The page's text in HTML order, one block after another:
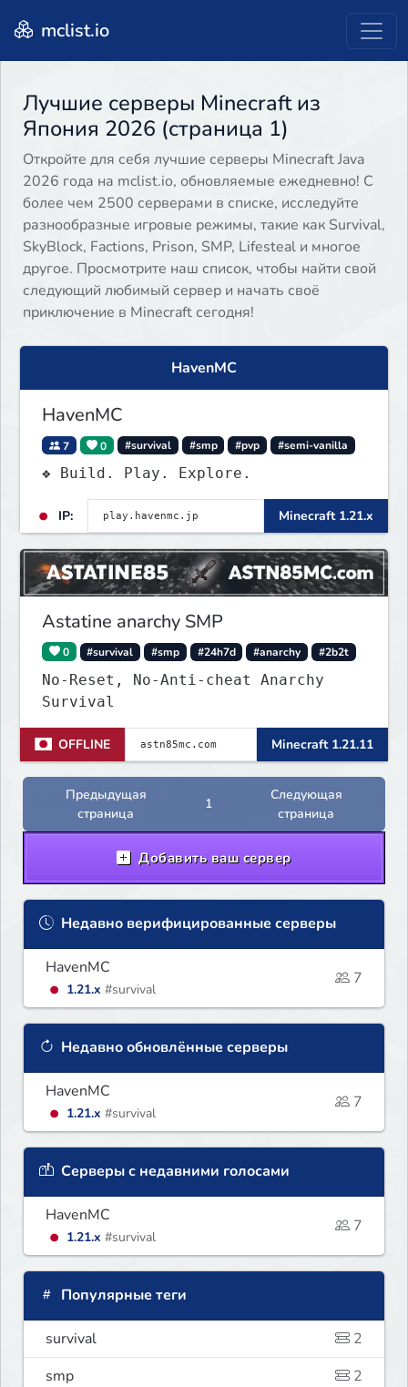
mclist.io
Лучшие серверы Minecraft из
Япония 2026 (страница 1)
Откройте для себя лучшие серверы Minecraft Java
2026 года на mclist.io, обновляемые ежедневно! С
более чем 2500 серверами в списке, исследуйте
разнообразные игровые режимы, такие как Survival,
SkyBlock, Factions, Prison, SMP, Lifesteal и многое
другое. Просмотрите наш список, чтобы найти свой
следующий любимый сервер и начать своё
приключение в Minecraft сегодня!
HavenMC
HavenMC
7 0 #survival #smp #pvp #semi-vanilla
❖ Build. Play. Explore.
IP: Minecraft 1.21.x
Astatine anarchy SMP
0 #survival #smp #24h7d #anarchy #2b2t
No-Reset, No-Anti-cheat Anarchy
Survival
OFFLINE Minecraft 1.21.11
Предыдущая
страница
1
Следующая
страница
Добавить ваш сервер
Недавно верифицированные серверы
HavenMC
1.21.x #survival
7
Недавно обновлённые серверы
HavenMC
1.21.x #survival
7
Серверы с недавними голосами
HavenMC
1.21.x #survival
7
Популярные теги
survival
2
smp
2